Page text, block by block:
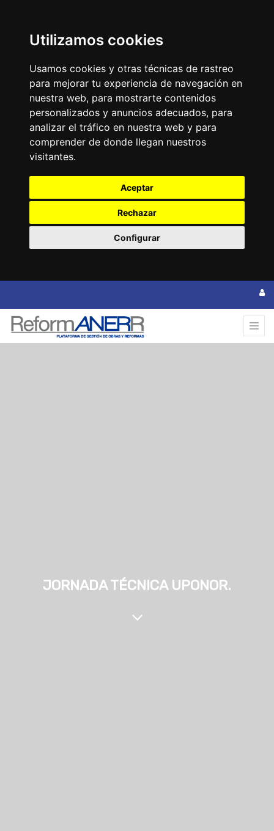
Utilizamos cookies
Usamos cookies y otras técnicas de rastreo
para mejorar tu experiencia de navegación en
nuestra web, para mostrarte contenidos
personalizados y anuncios adecuados, para
analizar el tráfico en nuestra web y para
comprender de donde llegan nuestros
visitantes.
Aceptar
Rechazar
Configurar
JORNADA TÉCNICA UPONOR.